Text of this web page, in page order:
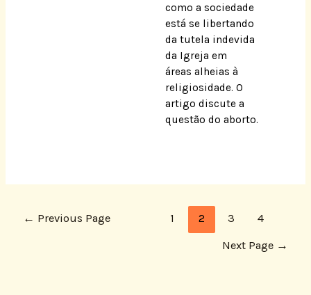
como a sociedade
está se libertando
da tutela indevida
da Igreja em
áreas alheias à
religiosidade. O
artigo discute a
questão do aborto.
← Previous Page 1 2 3 4
Next Page →